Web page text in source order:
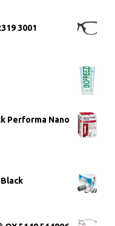
3001
Performa Nano